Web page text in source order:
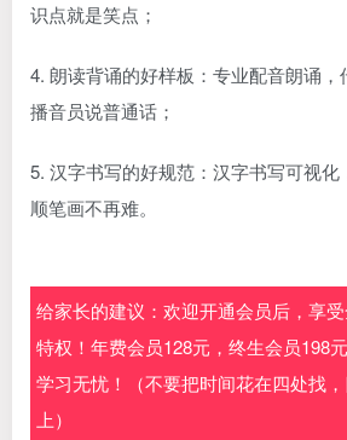
识点就是笑点；
4. 朗读背诵的好样板：专业配音朗诵
播音员说普通话；
5. 汉字书写的好规范：汉字书写可视
顺笔画不再难。
给家长的建议：欢迎开通会员后，享
特权！年费会员128元，终生会员198
学习无忧！（不要把时间花在四处找
上）